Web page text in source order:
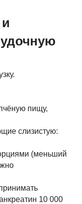
пищу,
слизистую:
(меньший
10 000